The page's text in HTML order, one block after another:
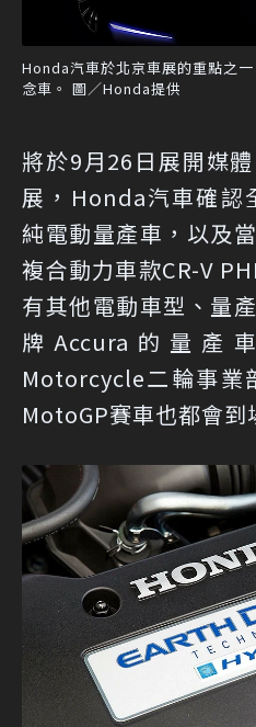
Honda汽車於北京車展的重點之
念車。 圖／Honda提供
將於9月26日展開媒
展，Honda汽車確認
純電動量產車，以及
複合動力車款CR-V
有其他電動車型、量
牌Accura的量產
Motorcycle二輪事業
MotoGP賽車也都會到